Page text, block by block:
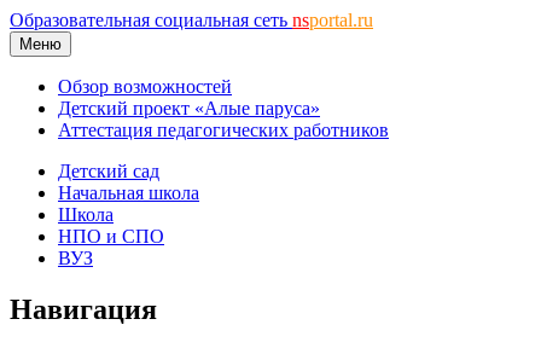
Образовательная социальная сеть nsportal.ru
Меню
Обзор возможностей
Детский проект «Алые паруса»
Аттестация педагогических работников
Детский сад
Начальная школа
Школа
НПО и СПО
ВУЗ
Навигация